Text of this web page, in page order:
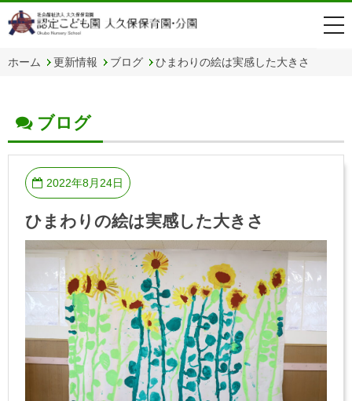
ホーム 更新情報 ブログ ひまわりの絵は実感した大きさ
ブログ
2022年8月24日
ひまわりの絵は実感した大きさ